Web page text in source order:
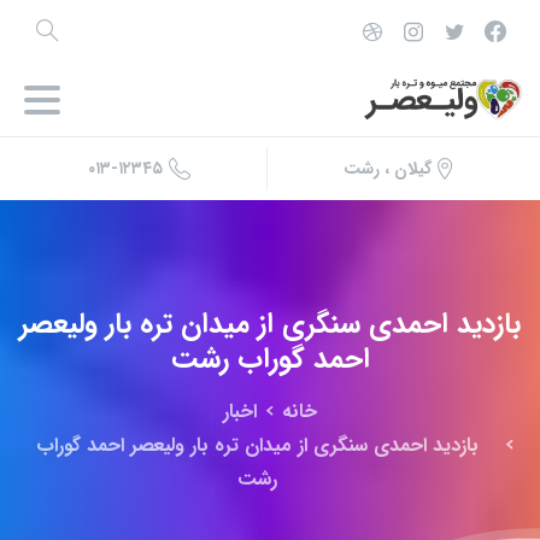
گیلان ، رشت ۰۱۳-۱۲۳۴۵
بازدید احمدی سنگری ازمیدان تره بارولیعصر
احمد گوراب رشت
خانه
اخبار
بازدید احمدی سنگری از میدان تره بار ولیعصر احمد گوراب
رشت